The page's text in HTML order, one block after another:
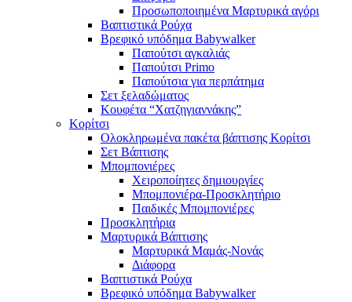
Προσωποποιημένα Μαρτυρικά αγόρι
Βαπτιστικά Ρούχα
Βρεφικό υπόδημα Babywalker
Παπούτσι αγκαλιάς
Παπούτσι Primo
Παπούτσια για περπάτημα
Σετ ξελαδώματος
Κουφέτα “Χατζηγιαννάκης”
Κορίτσι
Ολοκληρωμένα πακέτα βάπτισης Κορίτσι
Σετ Βάπτισης
Μπομπονιέρες
Χειροποίητες δημιουργίες
Μπομπονιέρα-Προσκλητήριο
Παιδικές Μπομπονιέρες
Προσκλητήρια
Μαρτυρικά Βάπτισης
Μαρτυρικά Μαμάς-Νονάς
Διάφορα
Βαπτιστικά Ρούχα
Βρεφικό υπόδημα Babywalker